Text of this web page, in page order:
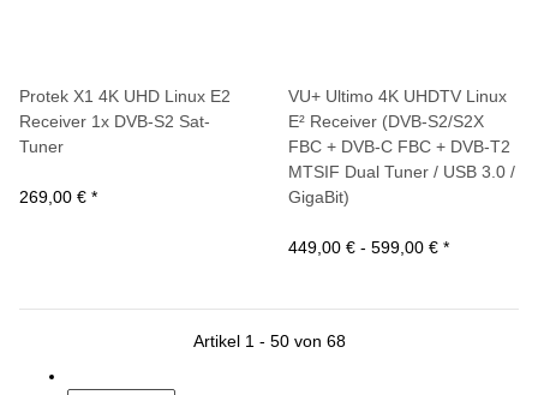
Protek X1 4K UHD Linux E2
Receiver 1x DVB-S2 Sat-
Tuner
269,00 € *
VU+ Ultimo 4K UHDTV Linux
E² Receiver (DVB-S2/S2X
FBC + DVB-C FBC + DVB-T2
MTSIF Dual Tuner / USB 3.0 /
GigaBit)
449,00 € - 599,00 € *
Artikel 1 - 50 von 68